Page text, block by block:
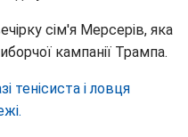
сім'я Мерсерів, яка
кампанії Трампа.
тенісиста і ловця